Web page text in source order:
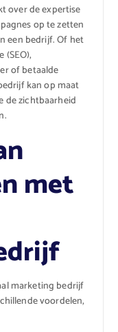
over de expertise
op te zetten
een bedrijf. Of het
of betaalde
kan op maat
de zichtbaarheid
met
marketing bedrijf
voordelen,